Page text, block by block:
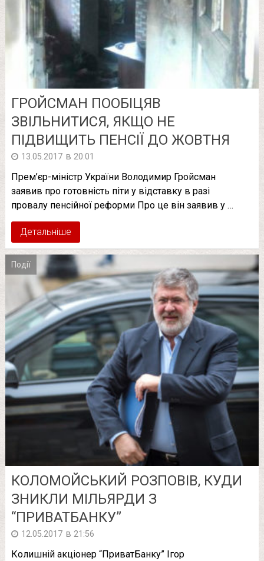
ГРОЙСМАН ПООБІЦЯВ
ЗВІЛЬНИТИСЯ, ЯКЩО НЕ
ПІДВИЩИТЬ ПЕНСІЇ ДО ЖОВТНЯ
13.05.2017 в 20:01
Прем’єр-міністр України Володимир Гройсман
заявив про готовність піти у відставку в разі
провалу пенсійної реформи Про це він заявив у …
Детальніше
Події
КОЛОМОЙСЬКИЙ РОЗПОВІВ, КУДИ
ЗНИКЛИ МІЛЬЯРДИ З
“ПРИВАТБАНКУ”
12.05.2017 в 21:56
Колишній акціонер “ПриватБанку” Ігор